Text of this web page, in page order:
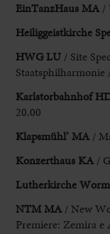
EinTanzHaus MA /
Heiliggeistkirche
HWG LU / Site
Staatsphilharmonie
Karlstorbahnhof
20.00
Klapsmühl’ MA /
Konzerthaus KA /
Lutherkirche
NTM MA /New
Premiere: Zemira